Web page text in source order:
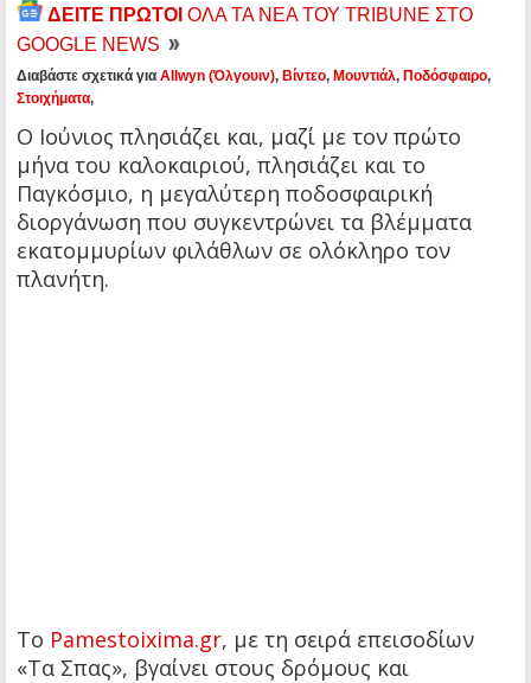
ΔΕΙΤΕ ΠΡΩΤΟΙ ΟΛΑ ΤΑ ΝΕΑ ΤΟΥ TRIBUNE ΣΤΟ
GOOGLE NEWS
Διαβάστε σχετικά για Allwyn (Όλγουιν), Βίντεο, Μουντιάλ, Ποδόσφαιρο,
Στοιχήματα,
Ο Ιούνιος πλησιάζει και, μαζί με τον πρώτο
μήνα του καλοκαιριού, πλησιάζει και το
Παγκόσμιο, η μεγαλύτερη ποδοσφαιρική
διοργάνωση που συγκεντρώνει τα βλέμματα
εκατομμυρίων φιλάθλων σε ολόκληρο τον
πλανήτη.
Το Pamestoixima.gr, με τη σειρά επεισοδίων
«Τα Σπας», βγαίνει στους δρόμους και